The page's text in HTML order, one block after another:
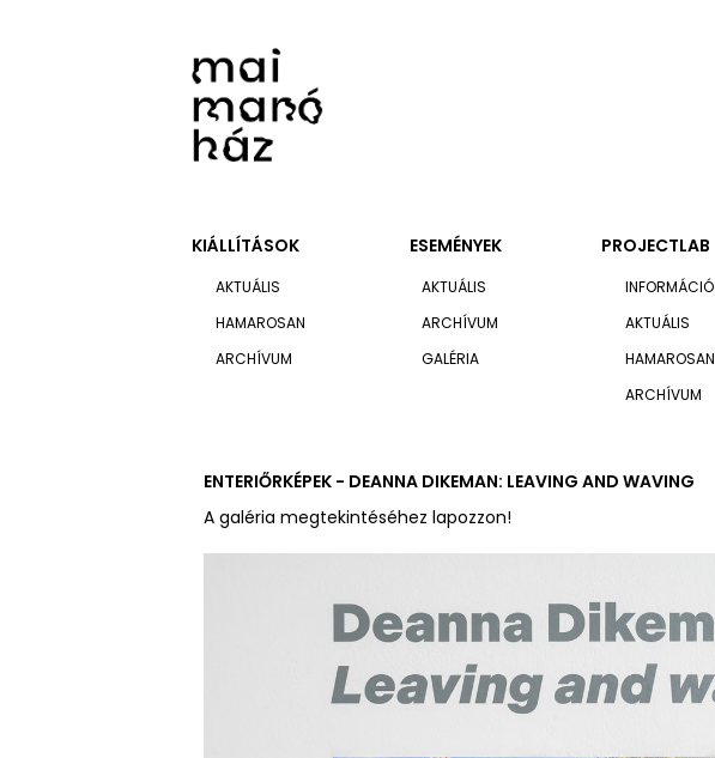
KIÁLLÍTÁSOK
AKTUÁLIS
HAMAROSAN
ARCHÍVUM
ESEMÉNYEK
AKTUÁLIS
ARCHÍVUM
GALÉRIA
PROJECTLAB
INFORMÁCIÓ
AKTUÁLIS
HAMAROSAN
ARCHÍVUM
ENTERIŐRKÉPEK - DEANNA DIKEMAN: LEAVING AND WAVING
A galéria megtekintéséhez lapozzon!